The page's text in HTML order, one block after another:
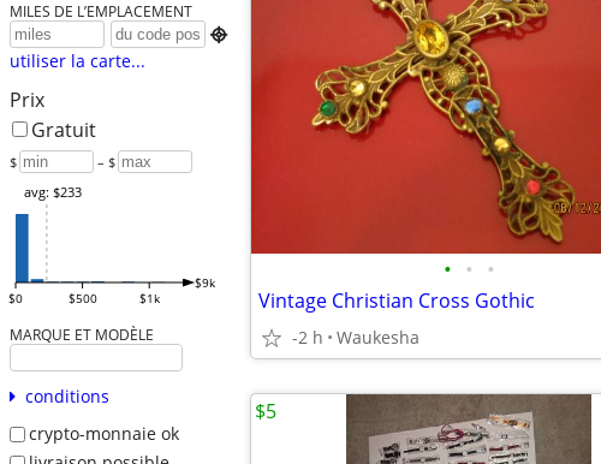
MILES DE L’EMPLACEMENT

utiliser la carte...
Prix
Gratuit
$ – $
$0 $500 $1k
$9k
avg: $233
MARQUE ET MODÈLE
conditions
crypto-monnaie ok
• • •
Vintage Christian Cross Gothic
-2 h Waukesha
$5